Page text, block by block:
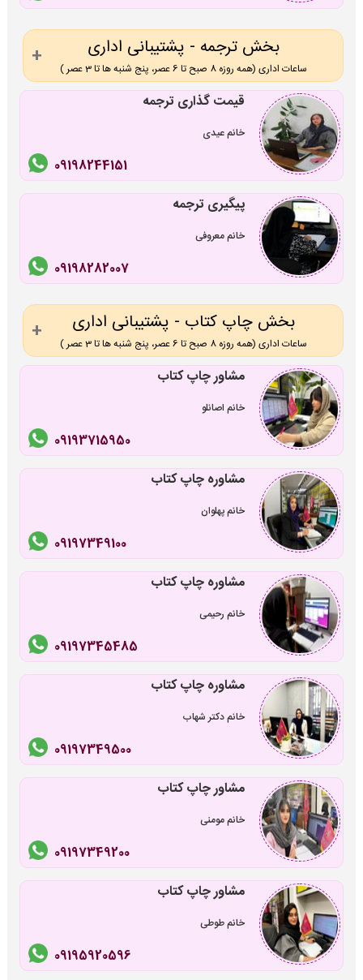
بخش ترجمه - پشتیبانی اداری
ساعات اداری (همه روزه 8 صبح تا 6 عصر، پنج شنبه ها تا 3 عصر )
قیمت گذاری ترجمه
خانم عیدی
09198244151
پیگیری ترجمه
خانم معروفی
09198282007
بخش چاپ کتاب - پشتیبانی اداری
ساعات اداری (همه روزه 8 صبح تا 6 عصر، پنج شنبه ها تا 3 عصر )
مشاور چاپ کتاب
خانم اصانلو
09193715950
مشاوره چاپ کتاب
خانم پهلوان
09197349100
مشاوره چاپ کتاب
خانم رحیمی
09197345485
مشاوره چاپ کتاب
خانم دکتر شهاب
09197349500
مشاور چاپ کتاب
خانم مومنی
09197349200
مشاور چاپ کتاب
خانم طوطی
09195920596